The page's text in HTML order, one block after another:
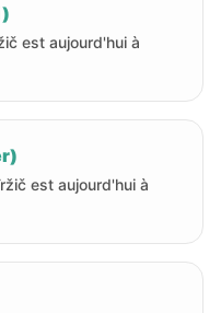
est aujourd'hui à
est aujourd'hui à